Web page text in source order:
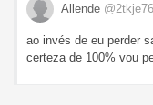
Allende
ao invés de eu perder
certeza de 100% vou